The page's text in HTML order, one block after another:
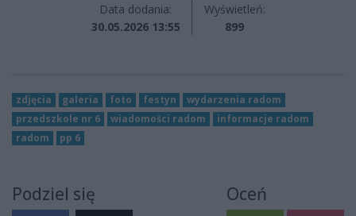
Data dodania:
30.05.2026 13:55
Wyświetleń:
899
zdjęcia galeria foto festyn
wydarzenia radom
przedszkole nr 6
wiadomości radom
informacje radom
radom
pp 6
Podziel się Oceń